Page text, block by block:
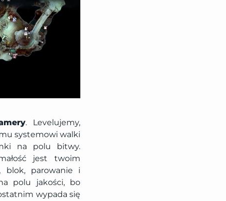
. Levelujemy,
systemowi walki
na polu bitwy.
jest twoim
blok, parowanie i
polu jakości, bo
wypada się